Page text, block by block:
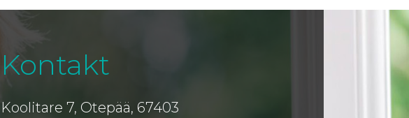
Kontakt
Koolitare 7, Otepää, 67403